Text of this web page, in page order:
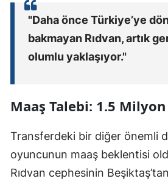
"Daha önce Türkiye’ye
bakmayan Rıdvan, artık
olumlu yaklaşıyor."
Maaş Talebi: 1.5
Transferdeki bir diğer önemli
oyuncunun maaş beklentisi
Rıdvan cephesinin